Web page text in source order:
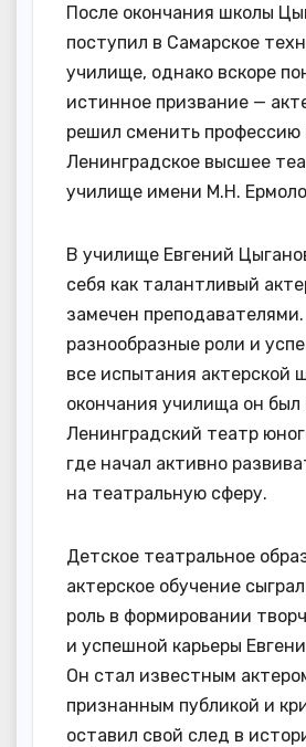
После окончания школы
поступил в Самарское
училище, однако вскоре
истинное призвание —
решил сменить профессию
Ленинградское высшее
училище имени М.Н.
В училище Евгений
себя как талантливый
замечен
разнообразные роли и
все испытания актерской
окончания училища он был
Ленинградский театр
где начал активно
на театральную сферу.
Детское театральное
актерское обучение
роль в формировании
и успешной карьеры
Он стал известным
признанным публикой и
оставил свой след в